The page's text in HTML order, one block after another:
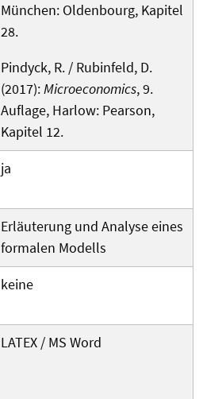
München: Oldenbourg, Kapitel
28.
Pindyck, R. / Rubinfeld, D.
(2017):Microeconomics, 9.
Auflage, Harlow: Pearson,
Kapitel 12.
ja
Erläuterung und Analyse eines
formalen Modells
keine
LATEX / MS Word